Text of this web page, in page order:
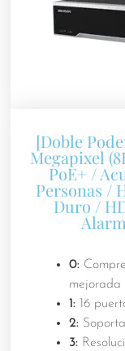
[Doble
Megapixel
PoE+ /
Personas /
Duro /
0:
mejorada
1: 16
2:
3: